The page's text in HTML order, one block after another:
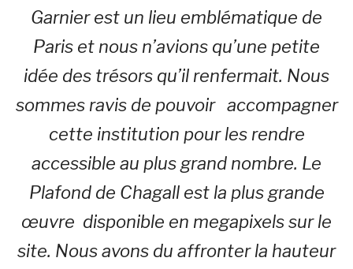
Garnier est un lieu emblématique de
Paris et nous n’avions qu’une petite
idée des trésors qu’il renfermait. Nous
sommes ravis de pouvoir accompagner
cette institution pour les rendre
accessible au plus grand nombre. Le
Plafond de Chagall est la plus grande
œuvre disponible en megapixels sur le
site. Nous avons du affronter la hauteur